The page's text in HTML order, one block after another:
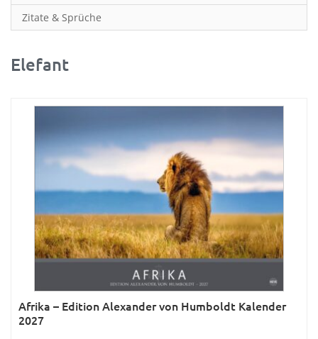
Neutrale Kalender
Partner- & Wandplaner
Planung & Organisation
Rätsel
Reise
Sport
Sprachkalender
Sternzeichen & Mond
Tiere
Verkehr & Technik
Was ist was
Was ist was; Städte
Zitate & Sprüche
Elefant
Afrika – Edition Alexander von Humboldt Kalender
2027